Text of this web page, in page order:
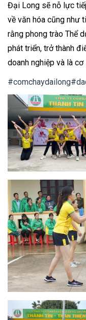
Đại Long sẽ nỗ lực
về văn hóa cũng như
rằng phong trào Thể
phát triển, trở thành
doanh nghiệp và là
#comchaydailong